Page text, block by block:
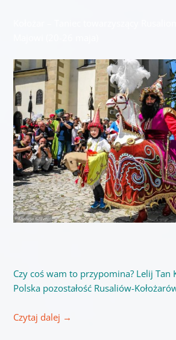
Czy coś wam to przypomina? Lelij Tan
Polska pozostałość Rusaliów-
Czytaj dalej →